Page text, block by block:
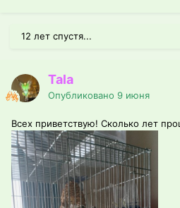
12 лет спустя...
Tala
Опубликовано 9 июня
Всех приветствую! Сколько лет